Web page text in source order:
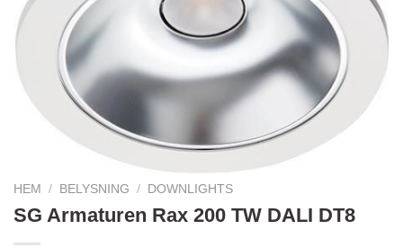
HEM / BELYSNING / DOWNLIGHTS
SG Armaturen Rax 200 TW DALI DT8